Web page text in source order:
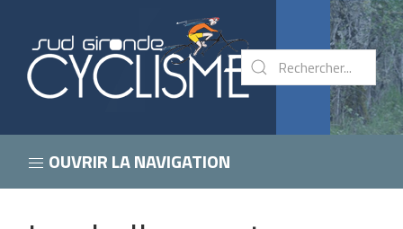
OUVRIR LA NAVIGATION